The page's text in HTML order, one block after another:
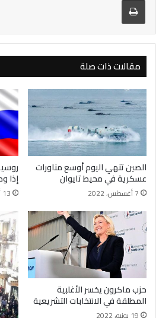
مقالات ذات صلة
الصين تنهي اليوم أوسع مناورات
عسكرية في محيط تايوان
7 أغسطس، 2022
إذا
13 أغسطس، 2022
حزب ماكرون يخسر الأغلبية
المطلقة في الانتخابات التشريعية
19 يونيو، 2022